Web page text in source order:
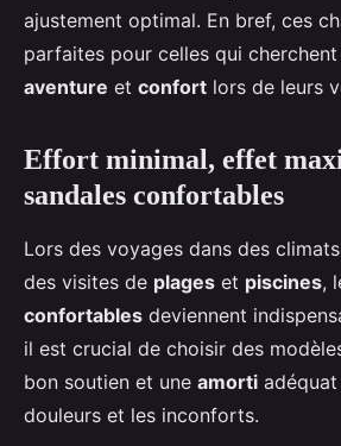
ajustement optimal. En bref, ces
parfaites pour celles qui
aventure et confort lors de leurs
Effort minimal, effet
sandales confortables
Lors des voyages dans des
des visites de plages et piscines,
confortables deviennent
il est crucial de choisir des
bon soutien et une amorti
douleurs et les inconforts.